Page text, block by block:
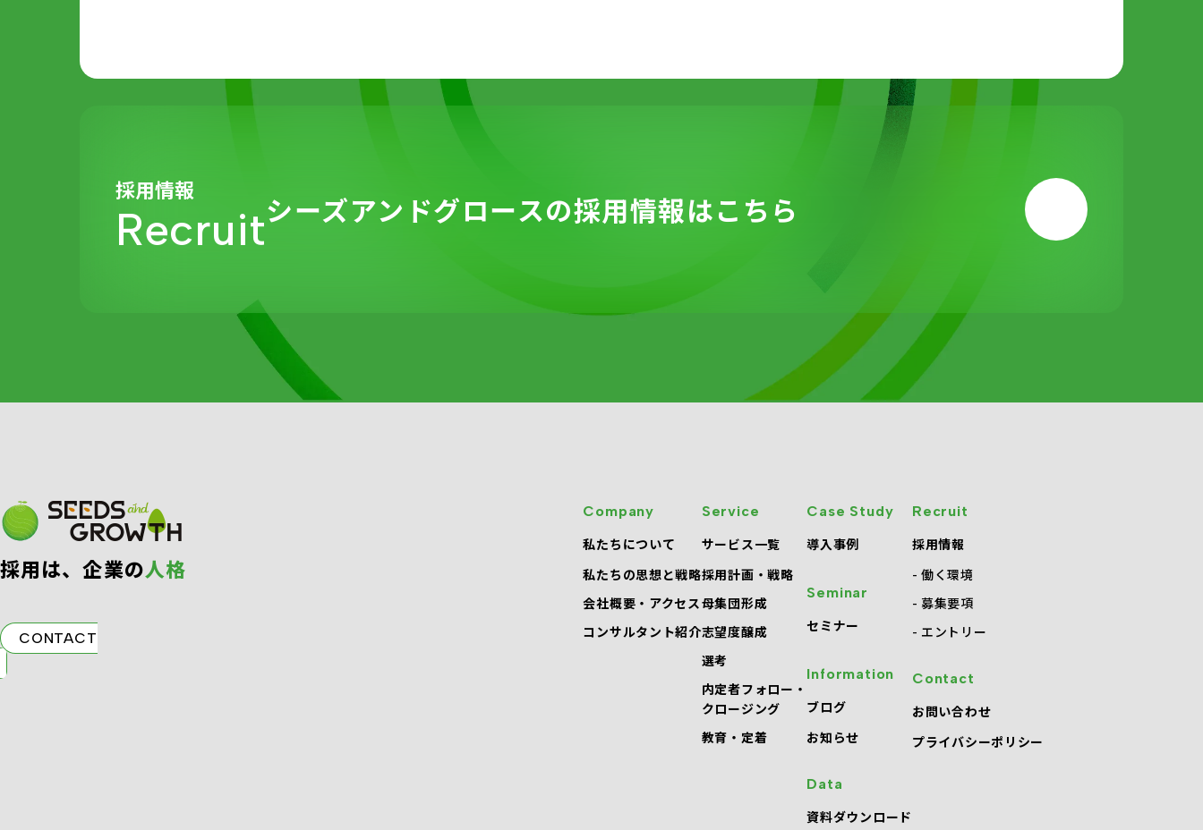
採用情報
Recruitシーズアンドグロースの採用情報はこちら
採⽤は、企業の⼈格
CONTACT
Company
私たちについて
私たちの思想と戦略
会社概要・アクセス
コンサルタント紹介
Service
サービス一覧
採用計画・戦略
母集団形成
志望度醸成
選考
内定者フォロー・
クロージング
教育・定着
Case Study
導入事例
Seminar
セミナー
Information
ブログ
お知らせ
Data
資料ダウンロード
Recruit
採用情報
働く環境
募集要項
エントリー
Contact
お問い合わせ
プライバシーポリシー